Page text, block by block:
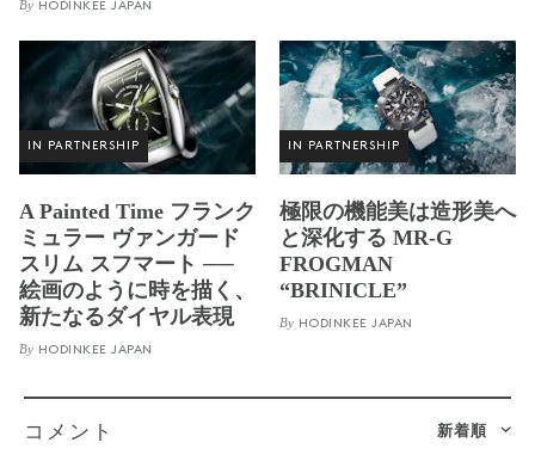
By HODINKEE JAPAN
IN PARTNERSHIP
A Painted Time フランク
ミュラー ヴァンガード
スリム スフマート ──
絵画のように時を描く、
新たなるダイヤル表現
By HODINKEE JAPAN
IN PARTNERSHIP
極限の機能美は造形美へ
と深化する MR-G
FROGMAN
“BRINICLE”
By HODINKEE JAPAN
新着順
コメント